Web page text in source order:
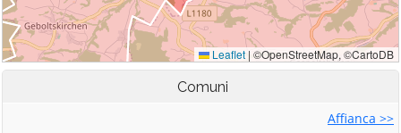
Comuni
Affianca >>